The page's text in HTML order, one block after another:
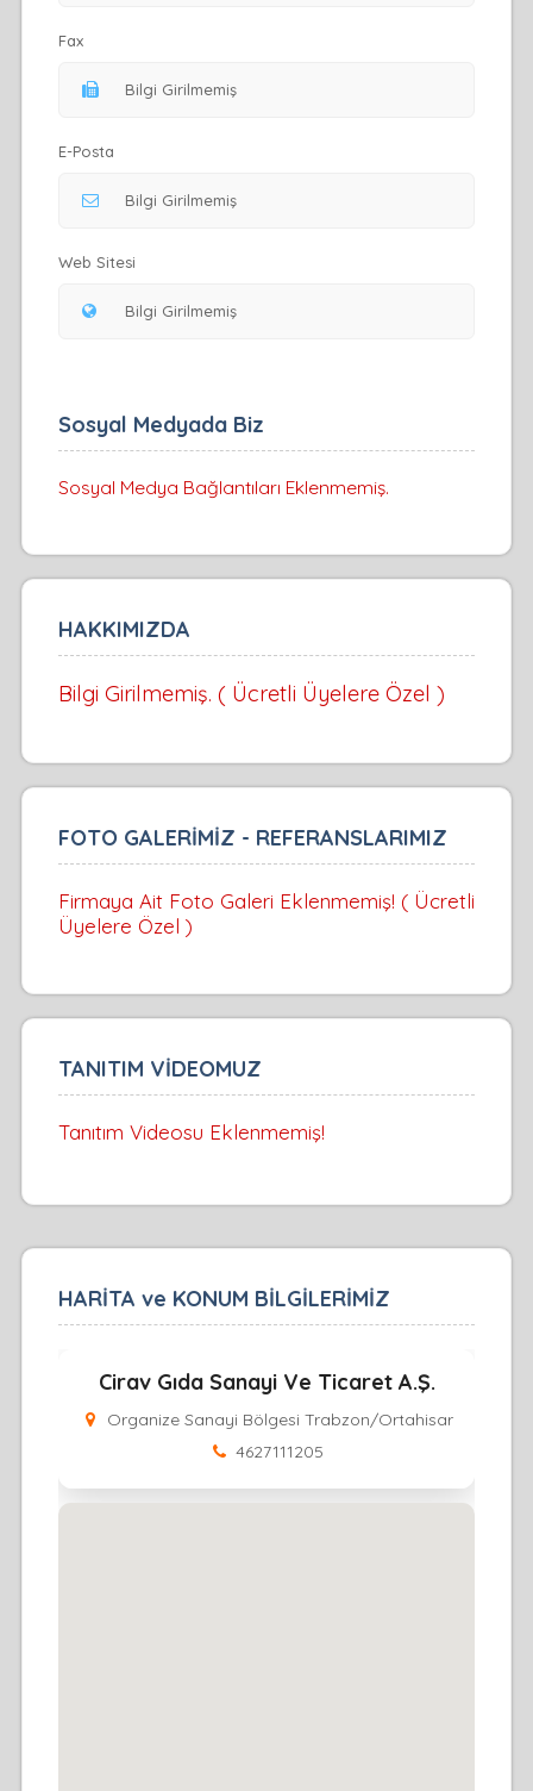
Fax
E-Posta
Web Sitesi
Sosyal Medyada Biz
Sosyal Medya Bağlantıları Eklenmemiş.
HAKKIMIZDA
Bilgi Girilmemiş. ( Ücretli Üyelere Özel )
FOTO GALERİMİZ - REFERANSLARIMIZ
Firmaya Ait Foto Galeri Eklenmemiş! ( Ücretli
Üyelere Özel )
TANITIM VİDEOMUZ
Tanıtım Videosu Eklenmemiş!
HARİTA ve KONUM BİLGİLERİMİZ
Cirav Gıda Sanayi Ve Ticaret A.Ş.
Organize Sanayi Bölgesi Trabzon/Ortahisar
4627111205